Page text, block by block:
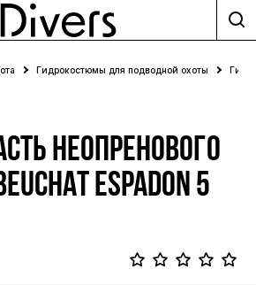
Гидрокостюмы для подводной охоты
НЕОПРЕНОВОГО
ESPADON 5